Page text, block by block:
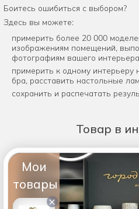
Боитесь ошибиться с выбором?
Здесь вы можете:
примерить более 20 000
изображениям помещений,
фотографиям вашего
примерить к одному интерьеру
бра, расставить настольные
сохранить и распечатать
Товар в
Мои
товары
×